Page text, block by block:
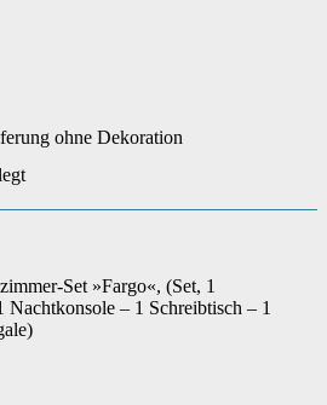
ohne Dekoration
Set »Fargo«, (Set, 1
– 1 Schreibtisch – 1